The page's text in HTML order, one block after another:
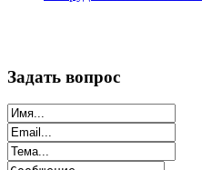
Задать вопрос